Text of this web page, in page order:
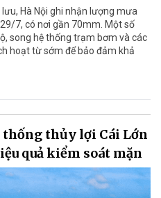
Hà Nội ghi nhận lượng mưa
7, có nơi gần 70mm. Một số
song hệ thống trạm bơm và các
hoạt từ sớm để bảo đảm khả
thủy lợi Cái Lớn
quả kiểm soát mặn